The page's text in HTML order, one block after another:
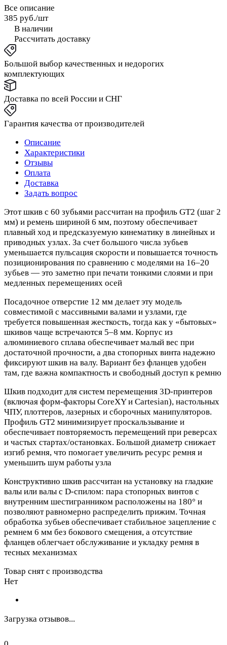
Все описание
385 руб./шт
В наличии
Рассчитать доставку
Большой выбор качественных и недорогих
комплектующих
Доставка по всей России и СНГ
Гарантия качества от производителей
Описание
Характеристики
Отзывы
Оплата
Доставка
Задать вопрос
Этот шкив с 60 зубьями рассчитан на профиль GT2 (шаг 2
мм) и ремень шириной 6 мм, поэтому обеспечивает
плавный ход и предсказуемую кинематику в линейных и
приводных узлах. За счет большого числа зубьев
уменьшается пульсация скорости и повышается точность
позиционирования по сравнению с моделями на 16–20
зубьев — это заметно при печати тонкими слоями и при
медленных перемещениях осей
Посадочное отверстие 12 мм делает эту модель
совместимой с массивными валами и узлами, где
требуется повышенная жесткость, тогда как у «бытовых»
шкивов чаще встречаются 5–8 мм. Корпус из
алюминиевого сплава обеспечивает малый вес при
достаточной прочности, а два стопорных винта надежно
фиксируют шкив на валу. Вариант без фланцев удобен
там, где важна компактность и свободный доступ к ремню
Шкив подходит для систем перемещения 3D‑принтеров
(включая форм‑факторы CoreXY и Cartesian), настольных
ЧПУ, плоттеров, лазерных и сборочных манипуляторов.
Профиль GT2 минимизирует проскальзывание и
обеспечивает повторяемость перемещений при реверсах
и частых стартах/остановках. Большой диаметр снижает
изгиб ремня, что помогает увеличить ресурс ремня и
уменьшить шум работы узла
Конструктивно шкив рассчитан на установку на гладкие
валы или валы с D‑спилом: пара стопорных винтов с
внутренним шестигранником расположены на 180° и
позволяют равномерно распределить прижим. Точная
обработка зубьев обеспечивает стабильное зацепление с
ремнем 6 мм без бокового смещения, а отсутствие
фланцев облегчает обслуживание и укладку ремня в
тесных механизмах
Товар снят с производства
Нет
Загрузка отзывов...